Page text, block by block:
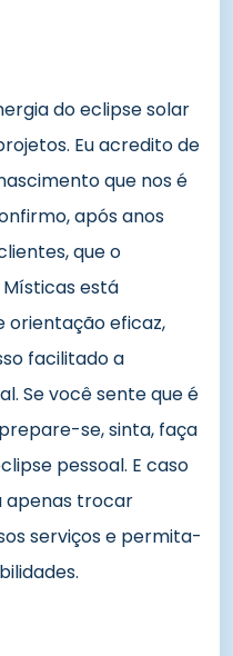
do eclipse solar
Eu acredito de
que nos é
após anos
que o
Místicasestá
orientação eficaz,
facilitado a
Se você sente que é
se, sinta, faça
pessoal. E caso
apenas trocar
serviços e permita-